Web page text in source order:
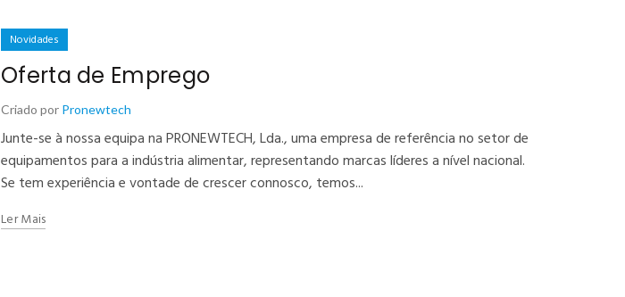
Novidades
Oferta de Emprego
Criado por Pronewtech
Junte-se à nossa equipa na PRONEWTECH, Lda., uma empresa de referência no setor de
equipamentos para a indústria alimentar, representando marcas líderes a nível nacional.
Se tem experiência e vontade de crescer connosco, temos...
Ler Mais